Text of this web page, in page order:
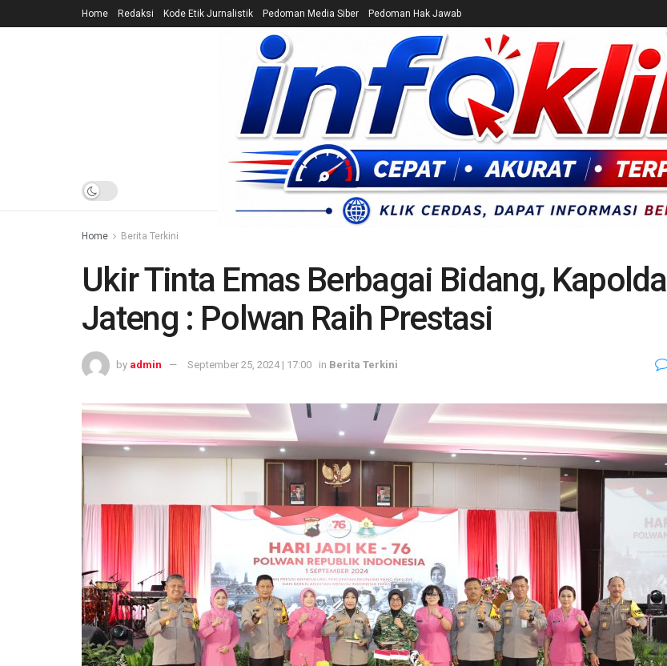
Home Redaksi Kode Etik Jurnalistik Pedoman Media Siber Pedoman Hak Jawab
HOME NEWS CEK FAKTA ENTERTAINMENT BREAKING NEWS
Home Berita Terkini
Ukir Tinta Emas Berbagai Bidang, Kapolda
Jateng : Polwan Raih Prestasi
by admin September 25, 2024 | 17:00 in Berita Terkini